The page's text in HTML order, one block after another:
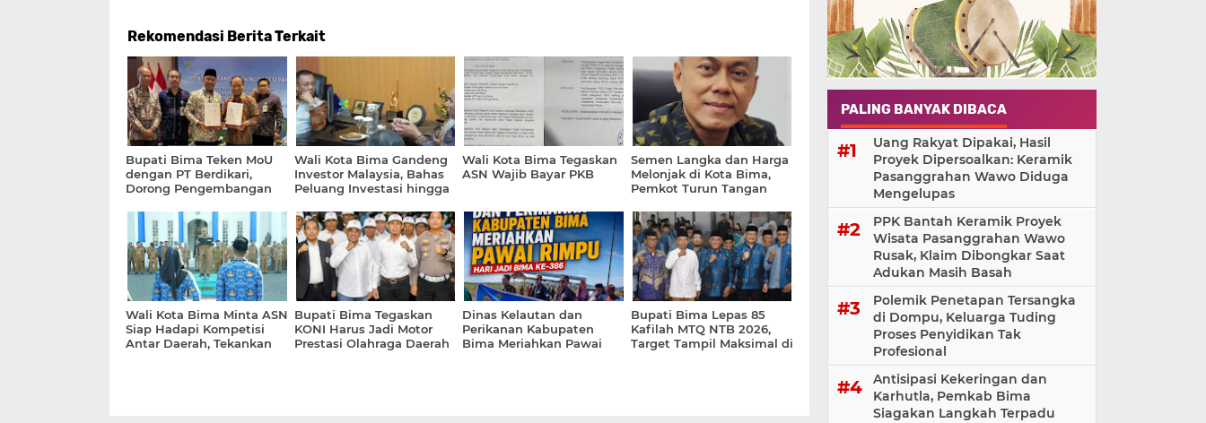
Rekomendasi Berita Terkait
Bupati Bima Teken MoU
dengan PT Berdikari,
Dorong Pengembangan
Wali Kota Bima Gandeng
Investor Malaysia, Bahas
Peluang Investasi hingga
Wali Kota Bima Tegaskan
ASN Wajib Bayar PKB
Semen Langka dan Harga
Melonjak di Kota Bima,
Pemkot Turun Tangan
Wali Kota Bima Minta ASN
Siap Hadapi Kompetisi
Antar Daerah, Tekankan
Bupati Bima Tegaskan
KONI Harus Jadi Motor
Prestasi Olahraga Daerah
Dinas Kelautan dan
Perikanan Kabupaten
Bima Meriahkan Pawai
Bupati Bima Lepas 85
Kafilah MTQ NTB 2026,
Target Tampil Maksimal di
PALING BANYAK DIBACA
Uang Rakyat Dipakai, Hasil
Proyek Dipersoalkan: Keramik
Pasanggrahan Wawo Diduga
Mengelupas
PPK Bantah Keramik Proyek
Wisata Pasanggrahan Wawo
Rusak, Klaim Dibongkar Saat
Adukan Masih Basah
Polemik Penetapan Tersangka
di Dompu, Keluarga Tuding
Proses Penyidikan Tak
Profesional
Antisipasi Kekeringan dan
Karhutla, Pemkab Bima
Siagakan Langkah Terpadu